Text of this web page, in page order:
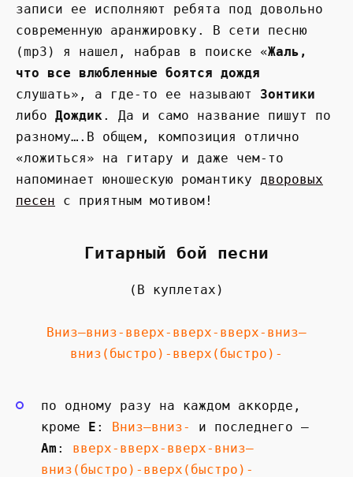
записи ее исполняют ребята под довольно
современную аранжировку. В сети песню
(mp3) я нашел, набрав в поиске «Жаль,
что все влюбленные боятся дождя
слушать», а где-то ее называют Зонтики
либо Дождик . Да и само название пишут по
разному….В общем, композиция отлично
«ложиться» на гитару и даже чем-то
напоминает юношескую романтику дворовых
песен с приятным мотивом!
Гитарный бой песни
(В куплетах)
Вниз—вниз-вверх-вверх-вверх-вниз—
вниз(быстро)-вверх(быстро)-
по одному разу на каждом аккорде,
кроме E : Вниз—вниз-
и последнего —
Am : вверх-вверх-вверх-вниз—
вниз(быстро)-вверх(быстро)-